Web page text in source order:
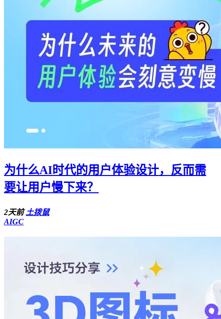
为什么AI时代的用户体验设计，反而需
要让用户慢下来？
2天前土拨鼠
AIGC